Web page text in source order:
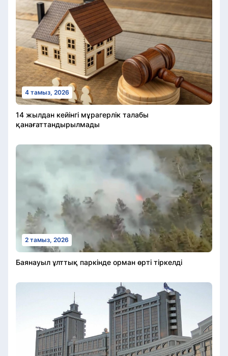
4 тамыз, 2026
14 жылдан кейінгі мұрагерлік талабы
қанағаттандырылмады
2 тамыз, 2026
Баянауыл ұлттық паркінде орман өрті тіркелді